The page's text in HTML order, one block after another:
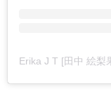
Erika J T [田中 絵梨